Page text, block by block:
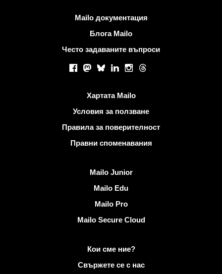
Повече информацияMailo документация
Блога Mailo
Често задаваните въпроси
Социални мрежи
Facebook
Mastodon
BlueskyLinkedInInstagram
Threads
Хартата Mailo
Условия за ползване
Правила за поверителност
Правни споменавания
Mailo Junior
Mailo Edu
Mailo Pro
Mailo Secure Cloud
Повече информация за Mailo
Кои сме ние?
Свържете се с нас